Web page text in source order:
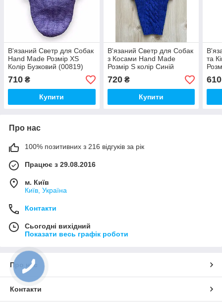
В'язаний Светр для Собак
Hand Made Розмір XS
Колір Бузковий (00819)
710 ₴
Купити
В'язаний Светр для Собак
з Косами Hand Made
Розмір S колір Синій
(01075)
720₴
Купити
та
610
Про нас
100% позитивних з 216 відгуків за рік
Працює з 29.08.2016
м. Київ
Київ, Україна
Контакти
Сьогодні вихідний
Показати весь графік роботи
Про нас
Контакти